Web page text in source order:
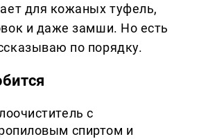
для кожаных туфель,
и даже замши. Но есть
по порядку.
с
спиртом и